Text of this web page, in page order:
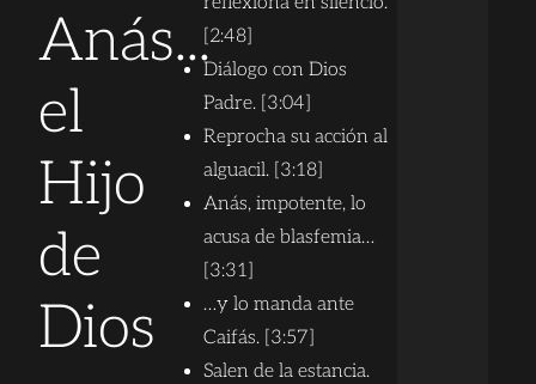
Anás...
el
Hijo
de
Dios
[2:48]
Diálogo con Dios
Padre. [3:04]
Reprocha su acción al
alguacil. [3:18]
Anás, impotente, lo
acusa de blasfemia…
[3:31]
…y lo manda ante
Caifás. [3:57]
Salen de la estancia.